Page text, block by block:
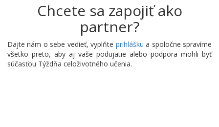
Chcete sa zapojiť ako
partner?
Dajte nám o sebe vedieť, vyplňte prihlášku a spoločne spravíme
všetko preto, aby aj vaše podujatie alebo podpora mohli byť
súčasťou Týždňa celoživotného učenia.